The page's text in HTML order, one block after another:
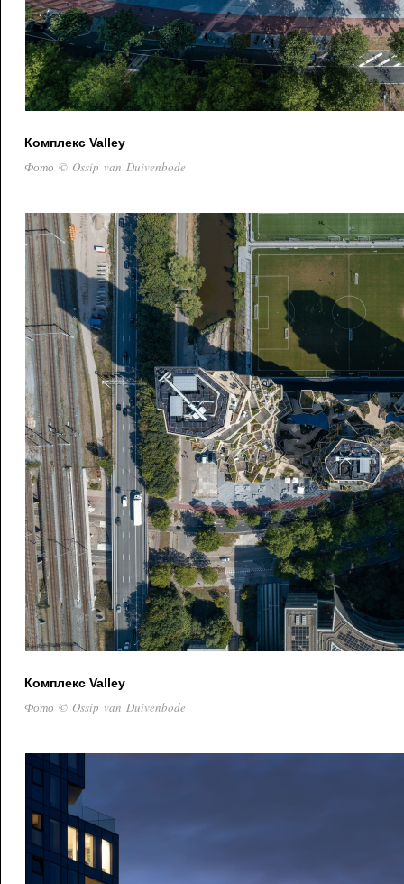
Комплекс Valley
Фото © Ossip van Duivenbode
Комплекс Valley
Фото © Ossip van Duivenbode